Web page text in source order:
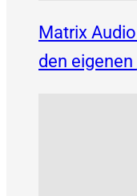
Matrix Audio
den eigenen